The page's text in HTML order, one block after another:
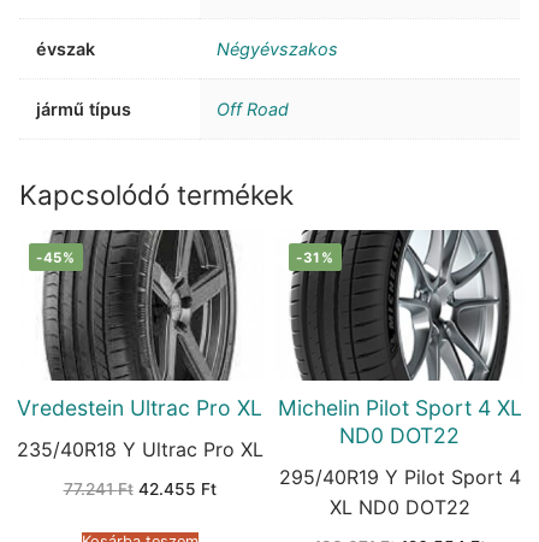
évszak Négyévszakos
jármű típus Off Road
Kapcsolódó termékek
-45%
Vredestein Ultrac Pro XL
235/40R18 Y Ultrac Pro XL
77.241Ft Original
77.241 Ft.
42.455 FtCurrent
-31%
Michelin Pilot Sport 4 XL
ND0 DOT22
295/40R19 Y Pilot Sport 4
XL ND0 DOT22